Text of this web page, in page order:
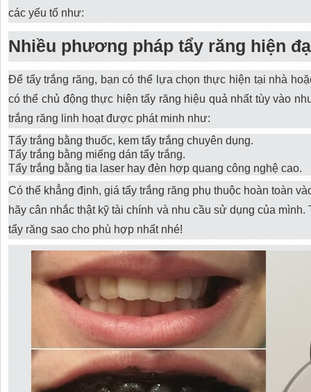
các yếu tố như:
Nhiều phương pháp tẩy răng hiện
Để tẩy trắng răng, bạn có thể lựa chọn thực hiện tại nhà
có thể chủ động thực hiện tẩy răng hiệu quả nhất tùy vào
trắng răng linh hoạt được phát minh như:
Tẩy trắng bằng thuốc, kem tẩy trắng chuyên dụng.
Tẩy trắng bằng miếng dán tẩy trắng.
Tẩy trắng bằng tia laser hay đèn hợp quang công nghệ cao.
Có thể khẳng định, giá tẩy trắng răng phụ thuộc hoàn toàn
hãy cân nhắc thật kỹ tài chính và nhu cầu sử dụng của
tẩy răng sao cho phù hợp nhất nhé!